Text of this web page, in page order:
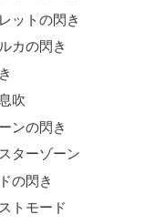
ットの閃き
カの閃き
吹
ンの閃き
ターゾーン
の閃き
トモード